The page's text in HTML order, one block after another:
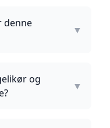
denne
▼
og
▼